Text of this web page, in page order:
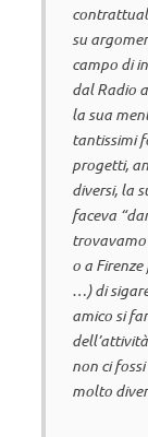
su
campo di
dal Radio
la sua
tantissimi
progetti,
diversi, la
faceva
trovavamo
o a
…) di
amico si
non ci
molto